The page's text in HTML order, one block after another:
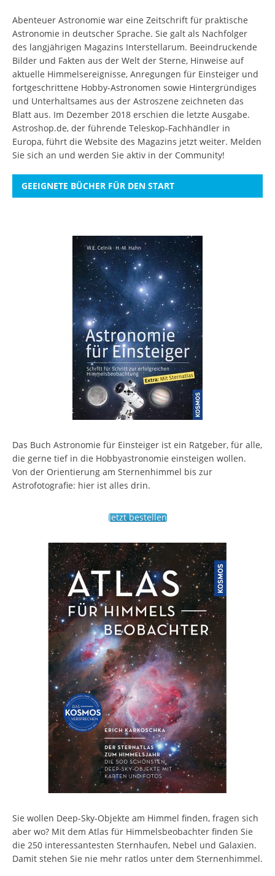
Abenteuer Astronomie war eine Zeitschrift für praktische
Astronomie in deutscher Sprache. Sie galt als Nachfolger
des langjährigen Magazins Interstellarum. Beeindruckende
Bilder und Fakten aus der Welt der Sterne, Hinweise auf
aktuelle Himmelsereignisse, Anregungen für Einsteiger und
fortgeschrittene Hobby-Astronomen sowie Hintergründiges
und Unterhaltsames aus der Astroszene zeichneten das
Blatt aus. Im Dezember 2018 erschien die letzte Ausgabe.
Astroshop.de, der führende Teleskop-Fachhändler in
Europa, führt die Website des Magazins jetzt weiter. Melden
Sie sich an und werden Sie aktiv in der Community!
GEEIGNETE BÜCHER FÜR DEN START
Das Buch Astronomie für Einsteiger ist ein Ratgeber, für alle,
die gerne tief in die Hobbyastronomie einsteigen wollen.
Von der Orientierung am Sternenhimmel bis zur
Astrofotografie: hier ist alles drin.
Jetzt bestellen
Sie wollen Deep-Sky-Objekte am Himmel finden, fragen sich
aber wo? Mit dem Atlas für Himmelsbeobachter finden Sie
die 250 interessantesten Sternhaufen, Nebel und Galaxien.
Damit stehen Sie nie mehr ratlos unter dem Sternenhimmel.